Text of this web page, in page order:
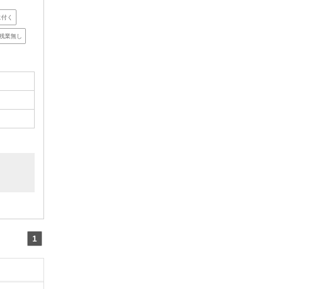
く
業無し
1